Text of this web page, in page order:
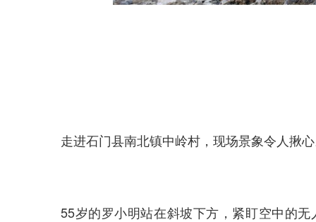
走进石门县南北镇中岭村，现场景象令人揪
55岁的罗小明站在斜坡下方，紧盯空中的